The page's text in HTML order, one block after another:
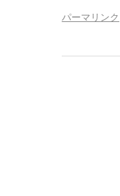
パーマリンク